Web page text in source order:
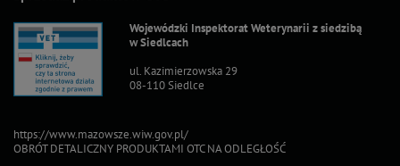
Wojewódzki Inspektorat Weterynarii z siedzibą
w Siedlcach
ul. Kazimierzowska 29
08-110 Siedlce
https://www.mazowsze.wiw.gov.pl/
OBRÓT DETALICZNY PRODUKTAMI OTC NA ODLEGŁOŚĆ